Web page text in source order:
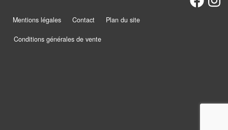
Jeux
plein
Mentions légales Contact Plan du site
Conditions générales de vente